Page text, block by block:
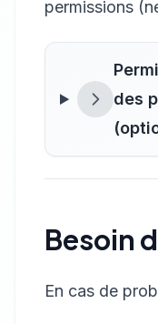
permissions
des
Besoin
En cas de